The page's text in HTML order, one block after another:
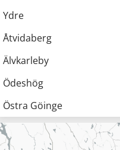
Ydre
Åtvidaberg
Älvkarleby
Ödeshög
Östra Göinge